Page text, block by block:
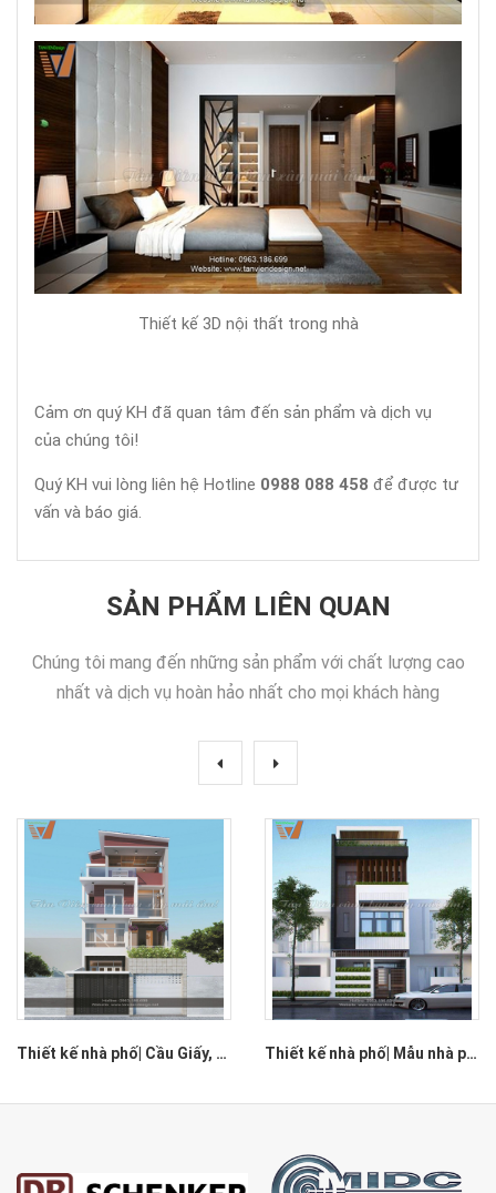
Thiết kế 3D nội thất trong nhà
Cảm ơn quý KH đã quan tâm đến sản phẩm và dịch vụ
của chúng tôi!
Quý KH vui lòng liên hệ Hotline 0988 088 458 để được tư
vấn và báo giá.
SẢN PHẨM LIÊN QUAN
Chúng tôi mang đến những sản phẩm với chất lượng cao
nhất và dịch vụ hoàn hảo nhất cho mọi khách hàng
Thiết kế nhà phố| Cầu Giấy, Hà Nội Thiết kế nhà phố| Mẫu nhà phố 3 tầng hiện đại| Hà Nội